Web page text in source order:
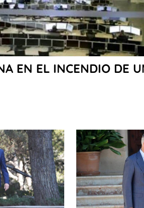
EN EL INCENDIO DE